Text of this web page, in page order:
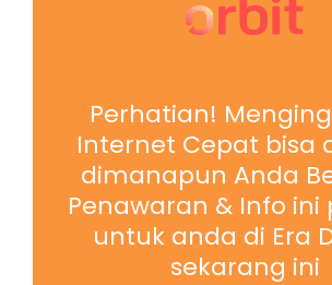
Perhatian!
Internet Cepat bisa
dimanapun Anda
Penawaran & Info ini
untuk anda di Era
sekarang ini